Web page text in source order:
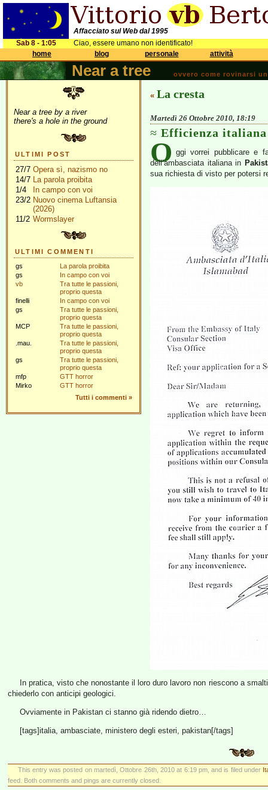
Affacciato sul Web dal 1995
Sab 8 - 1:05
Ciao, essere umano non identificato!
home
blog personale attività
Near a tree ovvero come rovinarsi
Near a tree by a river
there's a hole in the ground
ULTIMI POST
27/7 Opera sì, nazismo no
14/7 La parola proibita
1/4
In campo con voi
23/2 Nuovo cinema Luftansia
(2026)
11/2 Wormslayer
ULTIMI COMMENTI
gs
La parola proibita
gs
In campo con voi
vb
Tra tutte le passioni,
proprio questa
finelli
In campo con voi
gs
Tra tutte le passioni,
proprio questa
MCP
Tra tutte le passioni,
proprio questa
.mau.
Tra tutte le passioni,
proprio questa
gs
Tra tutte le passioni,
proprio questa
mfp
GTT horror
Mirko
GTT horror
Tutti i commenti »
« La cresta
Martedì 26 Ottobre 2010, 18:19
Efficienza italiana
O ggi vorrei pubblicare e
dell’ambasciata italiana in
sua richiesta di visto per potersi
In pratica, visto che nonostante il loro duro lavoro non riescono a
chiederlo con anticipi geologici.
Ovviamente in Pakistan ci stanno già ridendo dietro…
[tags]italia, ambasciate, ministero degli esteri, pakistan[/tags]
This entry was posted on martedì, Ottobre 26th, 2010 at 6:19 pm, and is filed under
feed. Both comments and pings are currently closed.